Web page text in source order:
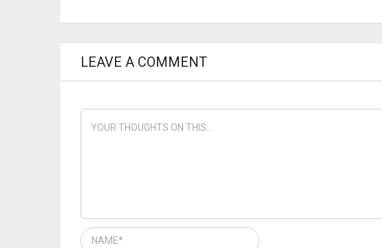
LEAVE A COMMENT